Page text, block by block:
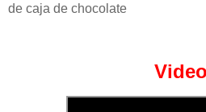
de caja de chocolate
Video